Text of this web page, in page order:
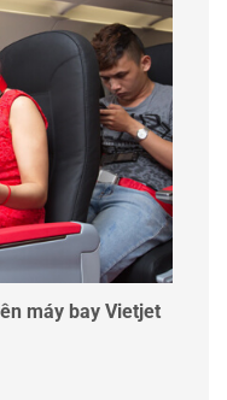
máy bay Vietjet